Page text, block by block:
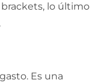
lo último
Es una